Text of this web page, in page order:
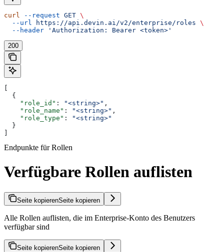
curl --request GET \
  --url
https://api.devin.ai/v2/enterprise/roles \
  --header
'Authorization: Bearer <token>'
200
  {
    "role_id"
: "<string>" ,
    "role_name"
: "<string>" ,
    "role_type"
:
"<string>"
  }
Endpunkte für Rollen
Verfügbare Rollen auflisten
Seite kopierenSeite kopieren
Alle Rollen auflisten, die im Enterprise-Konto des Benutzers
verfügbar sind
Seite kopierenSeite kopieren